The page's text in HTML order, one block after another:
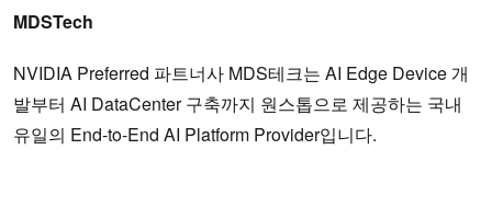
MDSTech
NVIDIA Preferred 파트너사 MDS테크는 AI Edge Device 개
발부터 AI DataCenter 구축까지 원스톱으로 제공하는 국내
유일의 End-to-End AI Platform Provider입니다.